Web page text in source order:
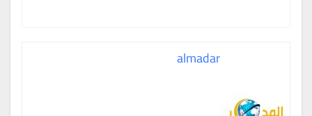
almadar